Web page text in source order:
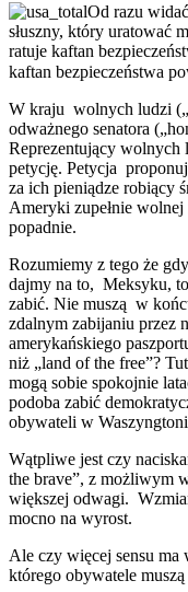
Od razu
słuszny, który uratować
ratuje kaftan
kaftan bezpieczeństwa
W kraju wolnych ludzi
odważnego senatora
Reprezentujący wolnych
petycję. Petycja
za ich pieniądze robiący
Ameryki zupełnie
popadnie.
Rozumiemy z tego że
dajmy na to, Meksyku,
zabić. Nie muszą w
zdalnym zabijaniu przez
amerykańskiego
niż „land of the free”?
mogą sobie spokojnie
podoba zabić
obywateli w
Wątpliwe jest czy
the brave”, z możliwym
większej odwagi.
mocno na wyrost.
Ale czy więcej sensu ma
którego obywatele